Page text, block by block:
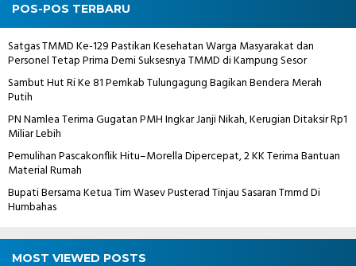
POS-POS TERBARU
Satgas TMMD Ke-129 Pastikan Kesehatan Warga Masyarakat dan
Personel Tetap Prima Demi Suksesnya TMMD di Kampung Sesor
Sambut Hut Ri Ke 81 Pemkab Tulungagung Bagikan Bendera Merah
Putih
PN Namlea Terima Gugatan PMH Ingkar Janji Nikah, Kerugian Ditaksir Rp1
Miliar Lebih
Pemulihan Pascakonflik Hitu–Morella Dipercepat, 2 KK Terima Bantuan
Material Rumah
Bupati Bersama Ketua Tim Wasev Pusterad Tinjau Sasaran Tmmd Di
Humbahas
MOST VIEWED POSTS